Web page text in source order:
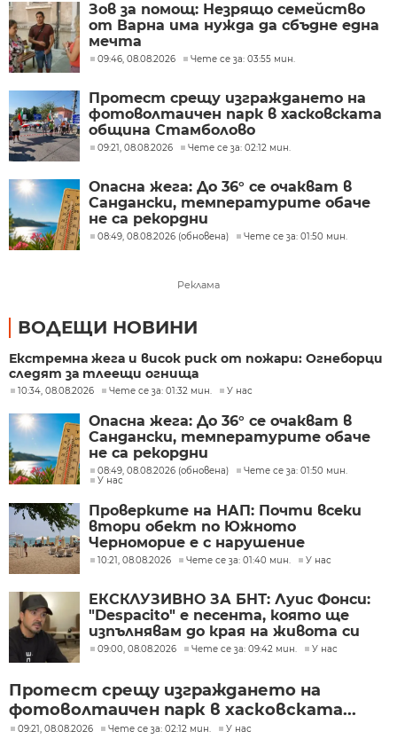
Зов за помощ: Незрящо семейство
от Варна има нужда да сбъдне една
мечта
09:46, 08.08.2026 Чете се за: 03:55 мин.
Протест срещу изграждането на
фотоволтаичен парк в хасковската
община Стамболово
09:21, 08.08.2026 Чете се за: 02:12 мин.
Опасна жега: До 36° се очакват в
Сандански, температурите обаче
не са рекордни
08:49, 08.08.2026 (обновена) Чете се за: 01:50 мин.
Реклама
ВОДЕЩИ НОВИНИ
Екстремна жега и висок риск от пожари: Огнеборци
следят за тлеещи огнища
10:34, 08.08.2026 Чете се за: 01:32 мин. У нас
Опасна жега: До 36° се очакват в
Сандански, температурите обаче
не са рекордни
08:49, 08.08.2026 (обновена)
Чете се за: 01:50 мин.
У нас
Проверките на НАП: Почти всеки
втори обект по Южното
Черноморие е с нарушение
10:21, 08.08.2026 Чете се за: 01:40 мин. У нас
ЕКСКЛУЗИВНО ЗА БНТ: Луис Фонси:
"Despacito" е песента, която ще
изпълнявам до края на живота си
09:00, 08.08.2026 Чете се за: 09:42 мин. У нас
Протест срещу изграждането на
фотоволтаичен парк в хасковската...
09:21, 08.08.2026 Чете се за: 02:12 мин. У нас